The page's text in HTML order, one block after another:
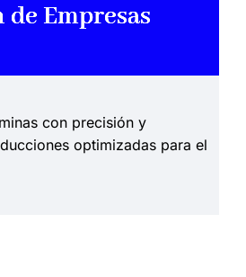
Empresas
con precisión y
optimizadas para el